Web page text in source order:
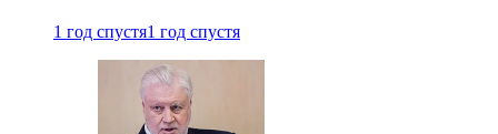
1 год спустя1 год спустя